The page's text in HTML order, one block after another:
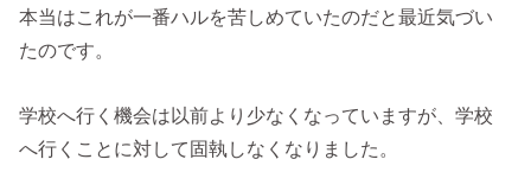
本当はこれが一番ハルを苦しめていたのだと最近気づい
たのです。
学校へ行く機会は以前より少なくなっていますが、学校
へ行くことに対して固執しなくなりました。